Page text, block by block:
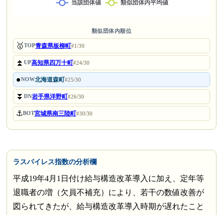
類似団体内順位
🥇TOP青森県板柳町#1/30
⏫UP高知県四万十町#24/30
●NOW北海道森町#25/30
⏬DN岩手県洋野町#26/30
⚓BOT宮城県南三陸町#30/30
ラスパイレス指数の分析欄
平成19年4月1日付け給与構造改革導入に加え、定年等
退職者の増（欠員不補充）により、若干の数値改善が
図られてきたが、給与構造改革導入時期が遅れたこと